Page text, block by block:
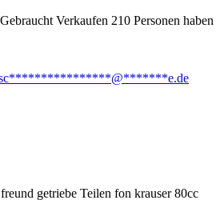
Gebraucht Verkaufen 210 Personen haben
getriebe Teilen fon krauser 80cc